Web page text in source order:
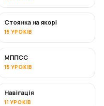
Стоянка на якорі
15 УРОКІВ
МППСС
15 УРОКІВ
Навігація
11 УРОКІВ